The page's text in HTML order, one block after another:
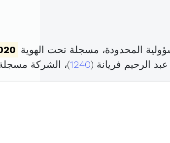
المحدودة، مسجلة تحت الهوية
الرحيم فريانة (1240)، الشركة